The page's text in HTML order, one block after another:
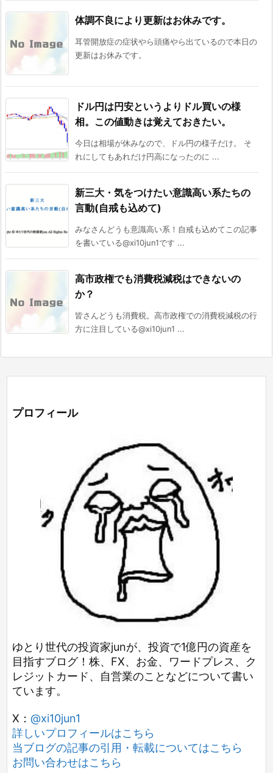
体調不良により更新はお休みです。
耳管開放症の症状やら頭痛やら出ているので本日の
更新はお休みです。
ドル円は円安というよりドル買いの様
相。この値動きは覚えておきたい。
今日は相場が休みなので、ドル円の様子だけ。 そ
れにしてもあれだけ円高になったのに ...
新三大・気をつけたい意識高い系たちの
言動(自戒も込めて)
みなさんどうも意識高い系！自戒も込めてこの記事
を書いている@xi10jun1です ...
高市政権でも消費税減税はできないの
か？
皆さんどうも消費税。高市政権での消費税減税の行
方に注目している@xi10jun1 ...
プロフィール
ゆとり世代の投資家junが、投資で1億円の資産を
目指すブログ！株、FX、お金、ワードプレス、ク
レジットカード、自営業のことなどについて書い
ています。
X： @xi10jun1
詳しいプロフィールはこちら
当ブログの記事の引用・転載についてはこちら
お問い合わせはこちら